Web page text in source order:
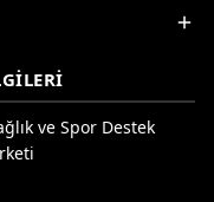
ve Spor Destek